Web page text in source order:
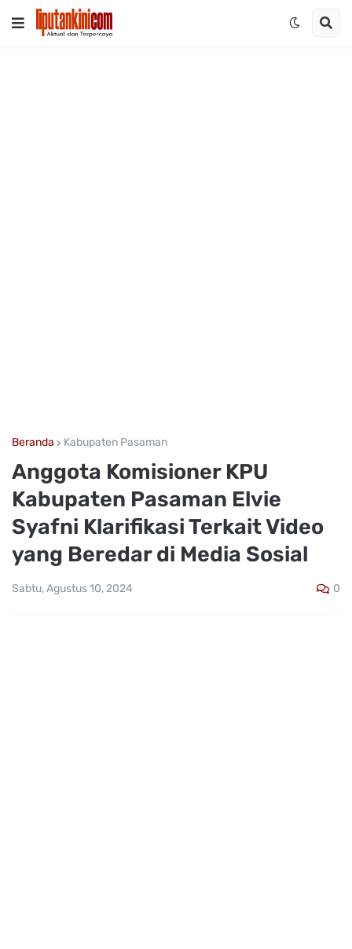
Beranda Kabupaten Pasaman
Anggota Komisioner KPU
Kabupaten Pasaman Elvie
Syafni Klarifikasi Terkait Video
yang Beredar di Media Sosial
Sabtu, Agustus 10, 2024 0